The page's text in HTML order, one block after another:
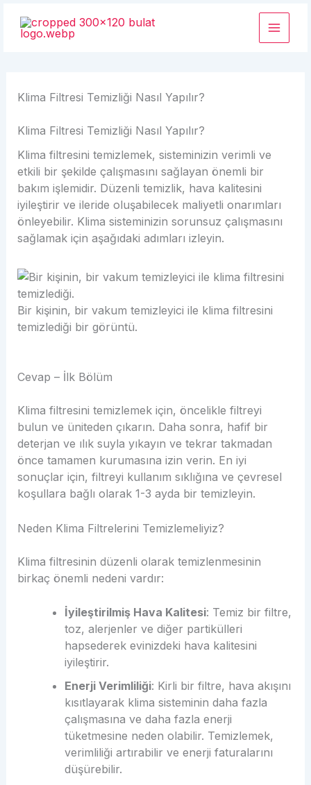
Klima Filtresi Temizliği Nasıl Yapılır?
Klima Filtresi Temizliği Nasıl Yapılır?
Klima filtresini temizlemek, sisteminizin verimli ve
etkili bir şekilde çalışmasını sağlayan önemli bir
bakım işlemidir. Düzenli temizlik, hava kalitesini
iyileştirir ve ileride oluşabilecek maliyetli onarımları
önleyebilir. Klima sisteminizin sorunsuz çalışmasını
sağlamak için aşağıdaki adımları izleyin.
Bir kişinin, bir vakum temizleyici ile klima filtresini
temizlediği bir görüntü.
Cevap – İlk Bölüm
Klima filtresini temizlemek için, öncelikle filtreyi
bulun ve üniteden çıkarın. Daha sonra, hafif bir
deterjan ve ılık suyla yıkayın ve tekrar takmadan
önce tamamen kurumasına izin verin. En iyi
sonuçlar için, filtreyi kullanım sıklığına ve çevresel
koşullara bağlı olarak 1-3 ayda bir temizleyin.
Neden Klima Filtrelerini Temizlemeliyiz?
Klima filtresinin düzenli olarak temizlenmesinin
birkaç önemli nedeni vardır:
İyileştirilmiş Hava Kalitesi: Temiz bir filtre,
toz, alerjenler ve diğer partikülleri
hapsederek evinizdeki hava kalitesini
iyileştirir.
Enerji Verimliliği: Kirli bir filtre, hava akışını
kısıtlayarak klima sisteminin daha fazla
çalışmasına ve daha fazla enerji
tüketmesine neden olabilir. Temizlemek,
verimliliği artırabilir ve enerji faturalarını
düşürebilir.